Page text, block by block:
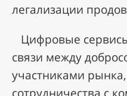
легализации
Цифровые
связи между
участниками рынка,